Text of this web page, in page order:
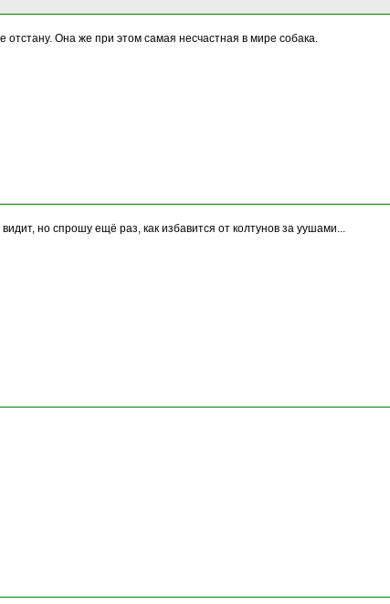
отстану. Она же при этом самая несчастная в мире собака.
видит, но спрошу ещё раз, как избавится от колтунов за уушами...